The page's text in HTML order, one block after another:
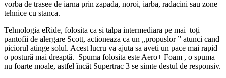
vorba de trasee de iarna prin zapada, noroi, iarba, radacini sau zone
tehnice cu stanca.
Tehnologia eRide, folosita ca si talpa intermediara pe mai toți
pantofii de alergare Scott, actioneaza ca un „propuslor ” atunci cand
piciorul atinge solul. Acest lucru va ajuta sa aveti un pace mai rapid
o postură mai dreaptă. Spuma folosita este Aero+ Foam , o spuma
nu foarte moale, astfel încât Supertrac 3 se simte destul de responsiv.